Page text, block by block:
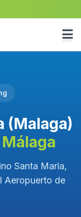
(Malaga)
Santa Maria,
Aeropuerto de